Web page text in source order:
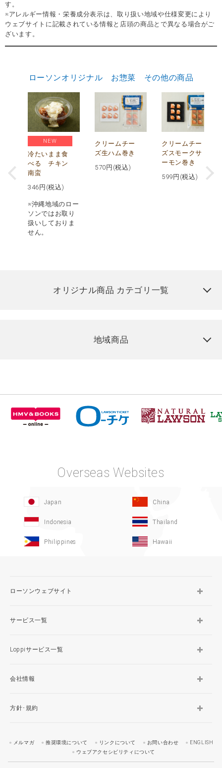
す。
※アレルギー情報・栄養成分表示は、取り扱い地域や仕様変更により
ウェブサイトに記載されている情報と店頭の商品とで異なる場合がご
ざいます。
ローソンオリジナル お惣菜 その他の商品
NEW
冷たいまま食
べる チキン
南蛮
346 円(税込)
※沖縄地域のロー
ソンではお取り
扱いしておりま
せん。
クリームチー
ズ生ハム巻き
570 円(税込)
クリームチー
ズスモークサ
ーモン巻き
599 円(税込)
オリジナル商品 カテゴリ一覧
地域商品
Overseas Websites
Japan China
Indonesia Thailand
Philippines Hawaii
ローソンウェブサイト
サービス一覧
Loppiサービス一覧
会社情報
方針･規約
メルマガ 推奨環境について リンクについて お問い合わせ
ENGLISH
ウェブアクセシビリティについて